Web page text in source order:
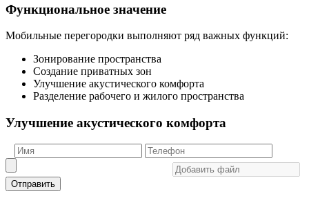
Функциональное значение
Мобильные перегородки выполняют ряд важных функций:
Зонирование пространства
Создание приватных зон
Улучшение акустического комфорта
Разделение рабочего и жилого пространства
Улучшение акустического комфорта
Отправить